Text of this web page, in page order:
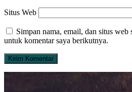
Situs Web
Simpan nama, email, dan situs web
untuk komentar saya berikutnya.